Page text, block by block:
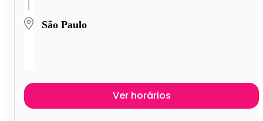
São Paulo
Ver horários